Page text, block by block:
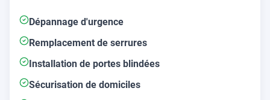
Dépannage d'urgence
Remplacement de serrures
Installation de portes blindées
Sécurisation de domiciles